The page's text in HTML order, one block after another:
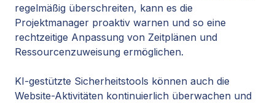
regelmäßig überschreiten, kann es die
Projektmanager proaktiv warnen und so eine
rechtzeitige Anpassung von Zeitplänen und
Ressourcenzuweisung ermöglichen.
KI-gestützte Sicherheitstools können auch die
Website-Aktivitäten kontinuierlich überwachen und